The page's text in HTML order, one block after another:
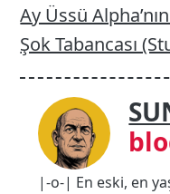
Ay Üssü
Şok Tabancası
|-o-| En eski, en